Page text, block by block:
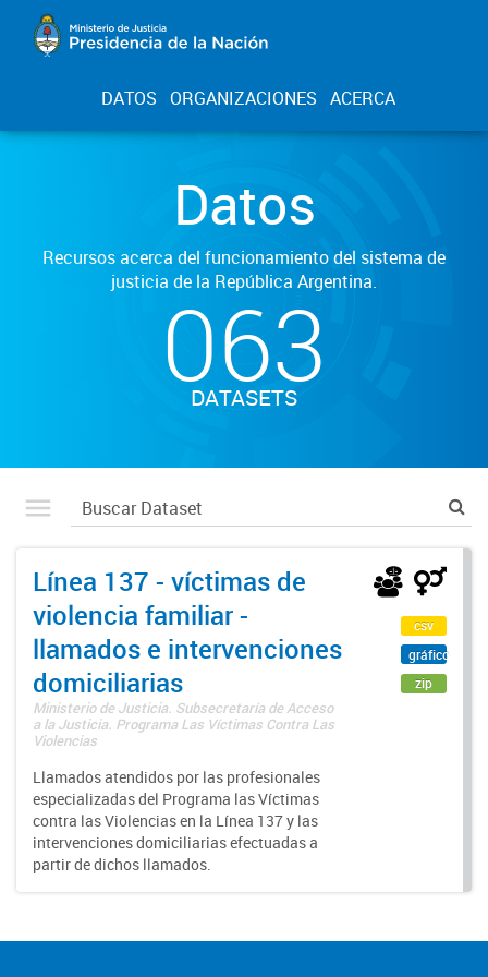
DATOS ORGANIZACIONES ACERCA
Datos
Recursos acerca del funcionamiento del sistema de
justicia de la República Argentina.
063
DATASETS
Línea 137 - víctimas de
violencia familiar -
llamados e intervenciones
domiciliarias
Ministerio de Justicia. Subsecretaría de Acceso
a la Justicia. Programa Las Víctimas Contra Las
Violencias
Llamados atendidos por las profesionales
especializadas del Programa las Víctimas
contra las Violencias en la Línea 137 y las
intervenciones domiciliarias efectuadas a
partir de dichos llamados.
csv
gráfico
zip